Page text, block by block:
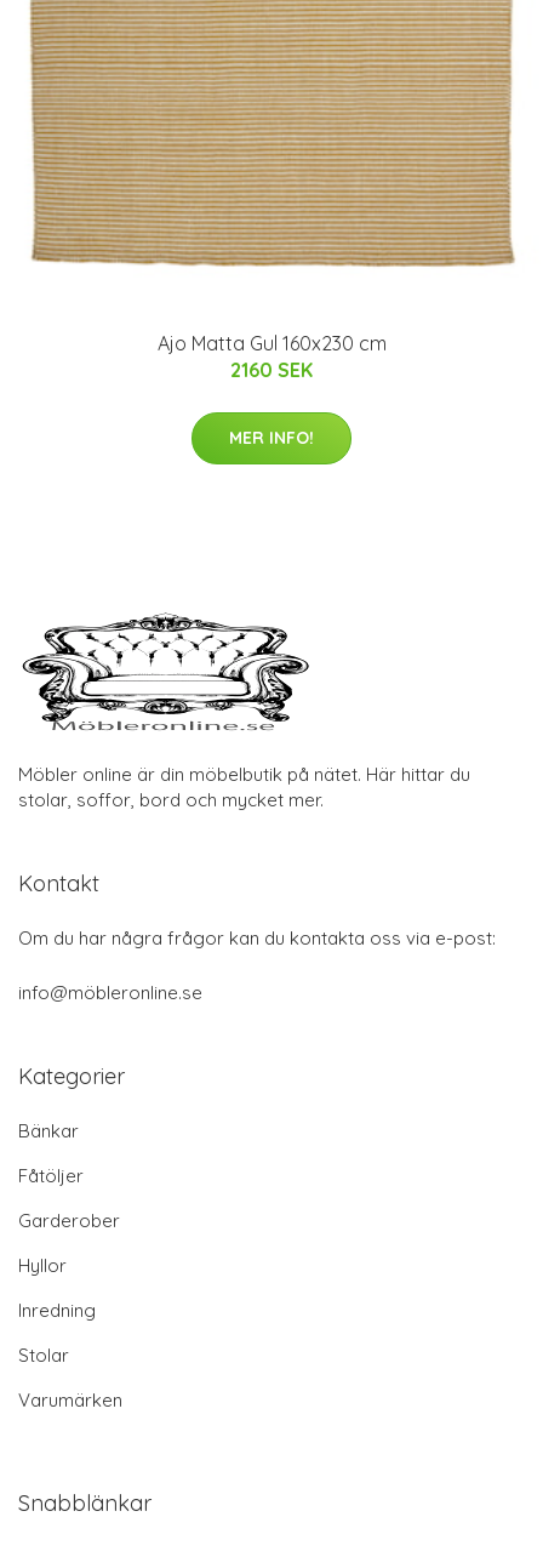
Ajo Matta Gul 160x230 cm
2160 SEK
MER INFO!
Möbler online är din möbelbutik på nätet. Här hittar du
stolar, soffor, bord och mycket mer.
Kontakt
Om du har några frågor kan du kontakta oss via e-post:
info@möbleronline.se
Kategorier
Bänkar
Fåtöljer
Garderober
Hyllor
Inredning
Stolar
Varumärken
Snabblänkar